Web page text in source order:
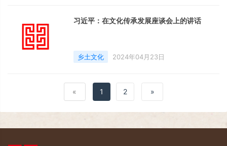
习近平：在文化传承发展座谈会上的讲话
乡土文化 2024年04月23日
« 1 2 »